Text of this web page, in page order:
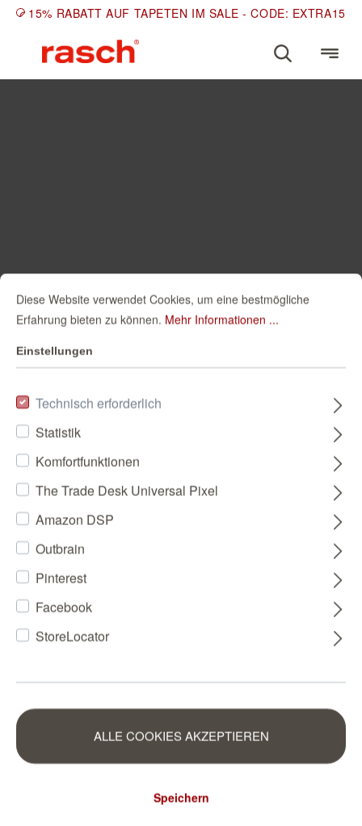
15% RABATT AUF TAPETEN IM SALE - CODE: EXTRA15
Diese Website verwendet Cookies, um eine bestmögliche
Erfahrung bieten zu können. Mehr Informationen ...
Einstellungen
Technisch erforderlich
Statistik
Komfortfunktionen
The Trade Desk Universal Pixel
Amazon DSP
Outbrain
Pinterest
Facebook
StoreLocator
ALLE COOKIES AKZEPTIEREN
Speichern